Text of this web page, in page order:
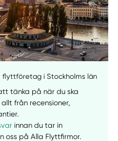
flyttföretag i Stockholms län
tänka på när du ska
från recensioner,
innan du tar in
oss på Alla Flyttfirmor.